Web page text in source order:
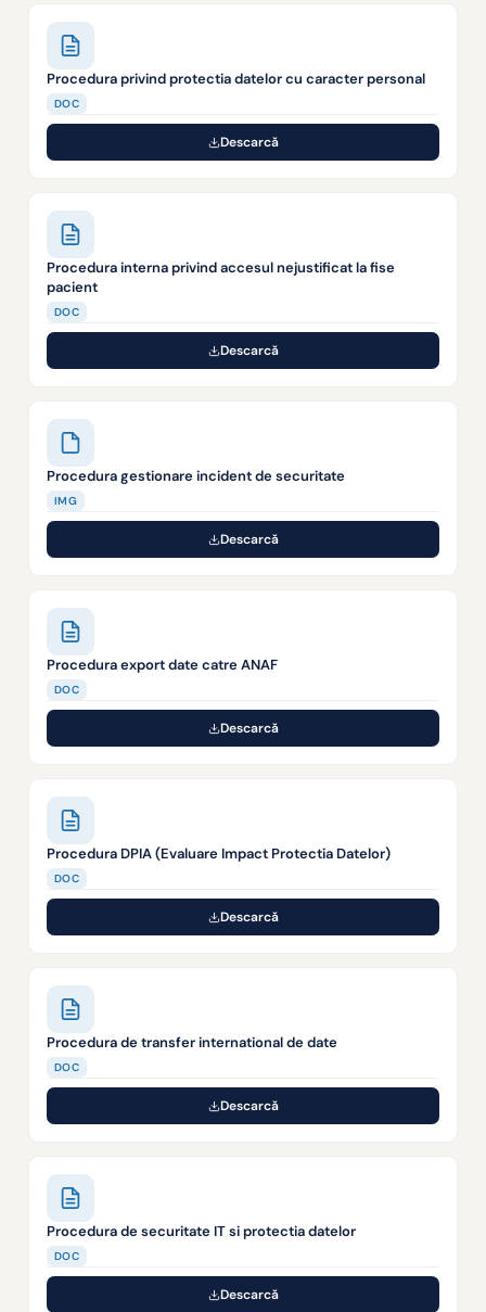
Procedura privind protectia datelor cu caracter personal
DOC
Descarcă
Procedura interna privind accesul nejustificat la fise
pacient
DOC
Descarcă
Procedura gestionare incident de securitate
IMG
Descarcă
Procedura export date catre ANAF
DOC
Descarcă
Procedura DPIA (Evaluare Impact Protectia Datelor)
DOC
Descarcă
Procedura de transfer international de date
DOC
Descarcă
Procedura de securitate IT si protectia datelor
DOC
Descarcă